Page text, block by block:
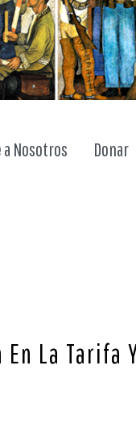
Nosotros Donar
La